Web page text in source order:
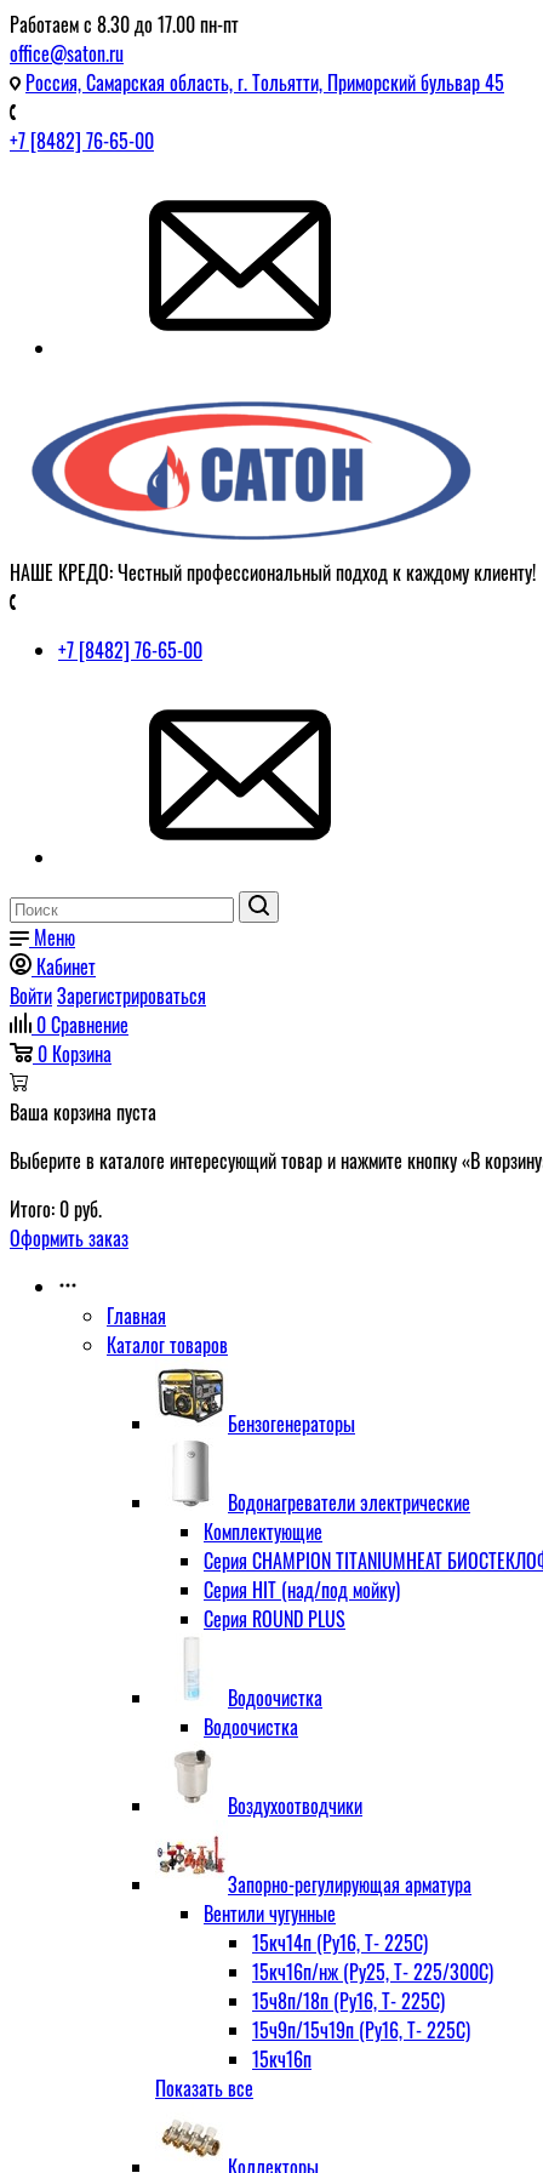
Работаем с 8.30 до 17.00 пн-пт
office@saton.ru
Россия, Самарская область, г. Тольятти, Приморский бульвар 45
+7 [8482] 76-65-00
НАШЕ КРЕДО: Честный профессиональный подход к каждому клиенту!
+7 [8482] 76-65-00
Меню
Кабинет
ВойтиЗарегистрироваться
0Сравнение
0 Корзина
Ваша корзина пуста
Выберите в каталоге интересующий товар и нажмите кнопку «В
Итого: 0руб.
Оформить заказ
Главная
Каталог товаров
Бензогенераторы
Водонагреватели электрические
Комплектующие
Серия CHAMPION TITANIUMHEAT
Серия HIT (над/под мойку)
Серия ROUND PLUS
Водоочистка
Водоочистка
Воздухоотводчики
Запорно-регулирующая арматура
Вентили чугунные
15кч14п (Ру16, Т- 225С)
15кч16п/нж (Ру25, Т- 225/300С)
15ч8п/18п (Ру16, Т- 225С)
15ч9п/15ч19п (Ру16, Т- 225С)
15кч16п
Показать все
Коллекторы